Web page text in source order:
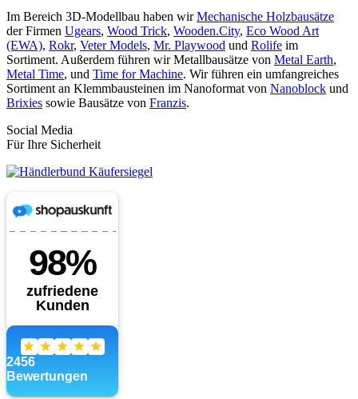
Im Bereich 3D-Modellbau haben wirMechanische Holzbausätze
der Firmen Ugears, Wood Trick, Wooden.City, Eco Wood Art
(EWA), Rokr, Veter Models, Mr. Playwood und Rolife im
Sortiment. Außerdem führen wir Metallbausätze von Metal Earth,
Metal Time, und Time for Machine. Wir führen ein umfangreiches
Sortiment an Klemmbausteinen im Nanoformat von Nanoblock und
Brixies sowie Bausätze von Franzis.
Social Media
Für Ihre Sicherheit